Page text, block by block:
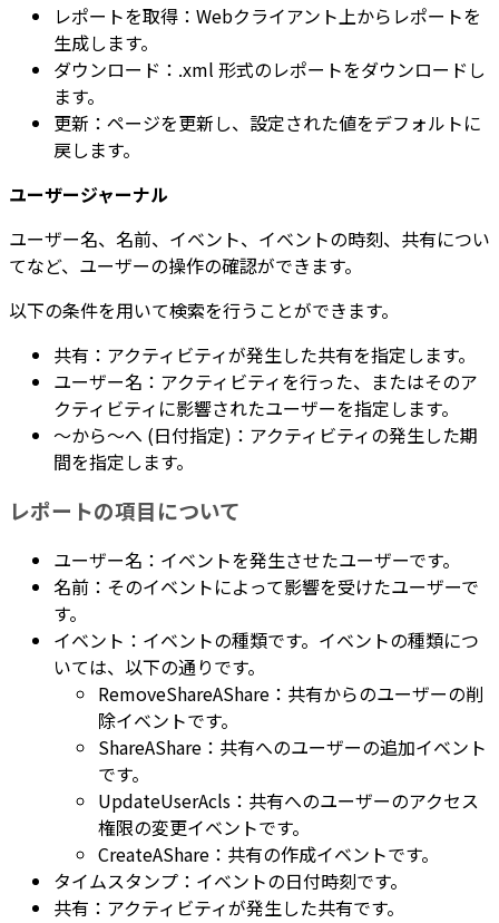
レポートを取得：Webクライアント上からレポートを
生成します。
ダウンロード：.xml 形式のレポートをダウンロードし
ます。
更新：ページを更新し、設定された値をデフォルトに
戻します。
ユーザージャーナル
ユーザー名、名前、イベント、イベントの時刻、共有につい
てなど、ユーザーの操作の確認ができます。
以下の条件を用いて検索を行うことができます。
共有：アクティビティが発生した共有を指定します。
ユーザー名：アクティビティを行った、またはそのア
クティビティに影響されたユーザーを指定します。
～から～へ (日付指定)：アクティビティの発生した期
間を指定します。
レポートの項目について
ユーザー名：イベントを発生させたユーザーです。
名前：そのイベントによって影響を受けたユーザーで
す。
イベント：イベントの種類です。イベントの種類につ
いては、以下の通りです。
RemoveShareAShare：共有からのユーザーの削
除イベントです。
ShareAShare：共有へのユーザーの追加イベント
です。
UpdateUserAcls：共有へのユーザーのアクセス
権限の変更イベントです。
CreateAShare：共有の作成イベントです。
タイムスタンプ：イベントの日付時刻です。
共有：アクティビティが発生した共有です。